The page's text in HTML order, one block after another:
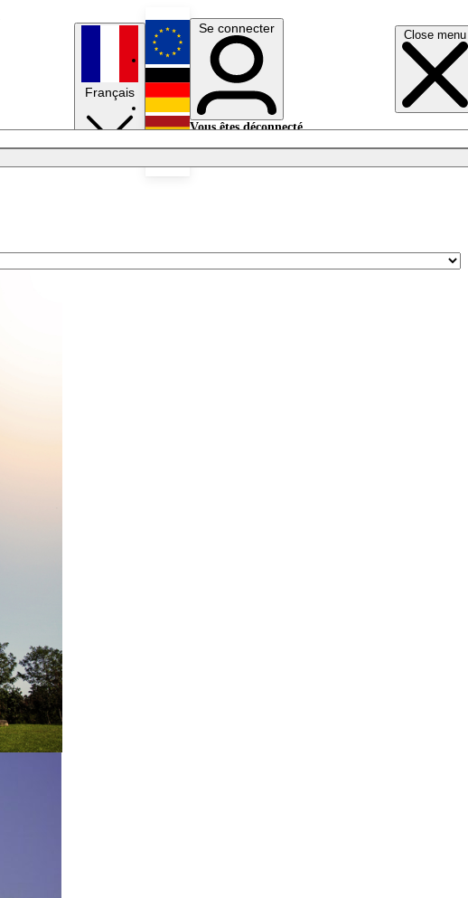
Close menu
Français
English
Deutsch
Se connecter
Vous êtes déconnecté.